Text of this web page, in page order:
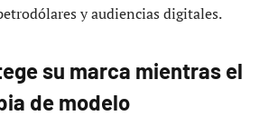
y audiencias digitales.
su marca mientras el
de modelo